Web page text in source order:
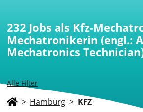
Alle Filter
232 Jobs als Kfz-
Mechatronikerin (engl.:
Mechatronics
> Hamburg > KFZ